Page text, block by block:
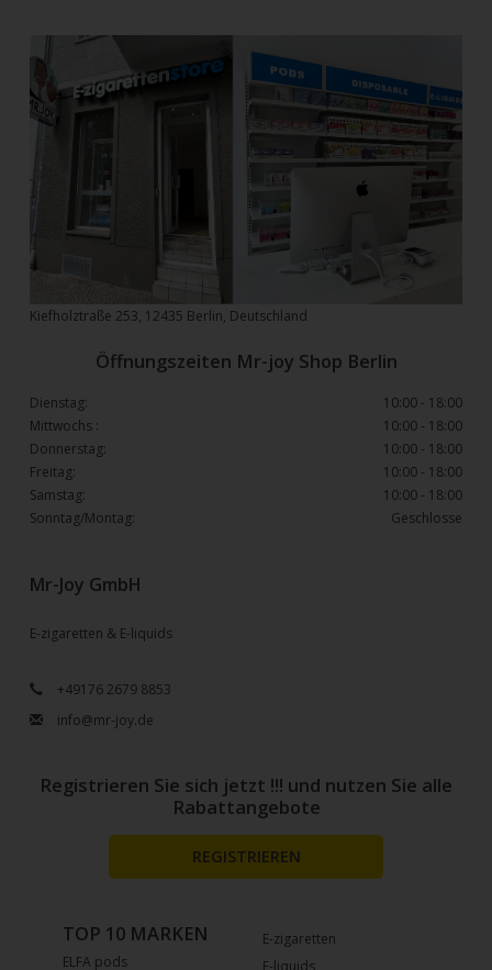
Mr-Joy GmbH
E-zigaretten & E-liquids
+49176 2679 8853
info@mr-joy.de
Kiefholztraße 253, 12435 Berlin, Deutschland
Öffnungszeiten Mr-joy Shop Berlin
Dienstag:
10:00 - 18:00
Mittwochs :
10:00 - 18:00
Donnerstag:
10:00 - 18:00
Freitag:
10:00 - 18:00
Samstag:
10:00 - 18:00
Sonntag/Montag:
Geschlosse
E-zigaretten
E-liquids
TOP 10 MARKEN
ELFA pods
Registrieren Sie sich jetzt !!! und nutzen Sie alle
Rabattangebote
REGISTRIEREN